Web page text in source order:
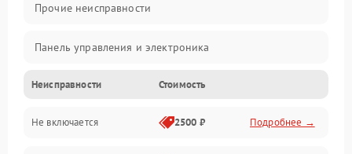
Прочие неисправности
Панель управления и электроника
Дверца и корпус
Механика и внутренние элементы
Неисправности Стоимость
Не включается 2500 ₽ Подробнее →